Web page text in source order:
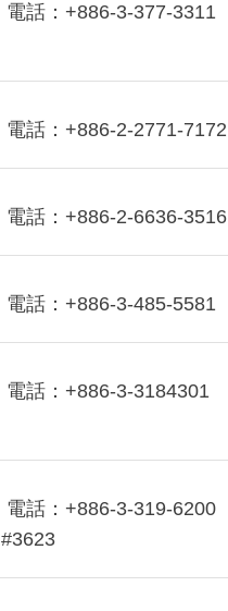
電話：+886-3-377-3311
電話：+886-2-2771-7172
電話：+886-2-6636-3516
電話：+886-3-485-5581
電話：+886-3-3184301
電話：+886-3-319-6200
#3623